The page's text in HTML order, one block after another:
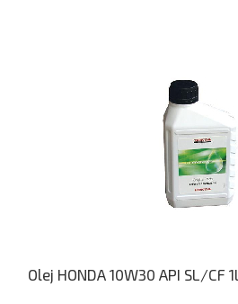
Olej HONDA 10W30 API SL/CF 1L